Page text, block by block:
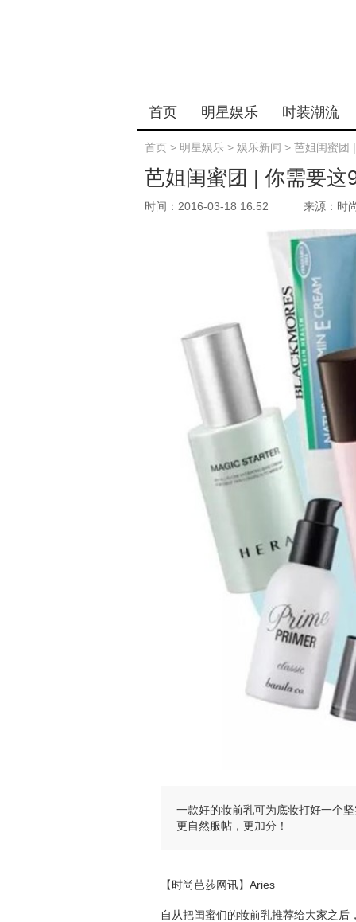
首页 明星娱乐 时装潮流
首页 > 明星娱乐 > 娱乐新闻 > 芭姐闺蜜团
芭姐闺蜜团 | 你需要这
时间：2016-03-18 16:52 来源：时
一款好的妆前乳可为底妆打好一个
更自然服帖，更加分！
【时尚芭莎网讯】Aries
自 从把闺蜜们的妆前乳推荐给大家之